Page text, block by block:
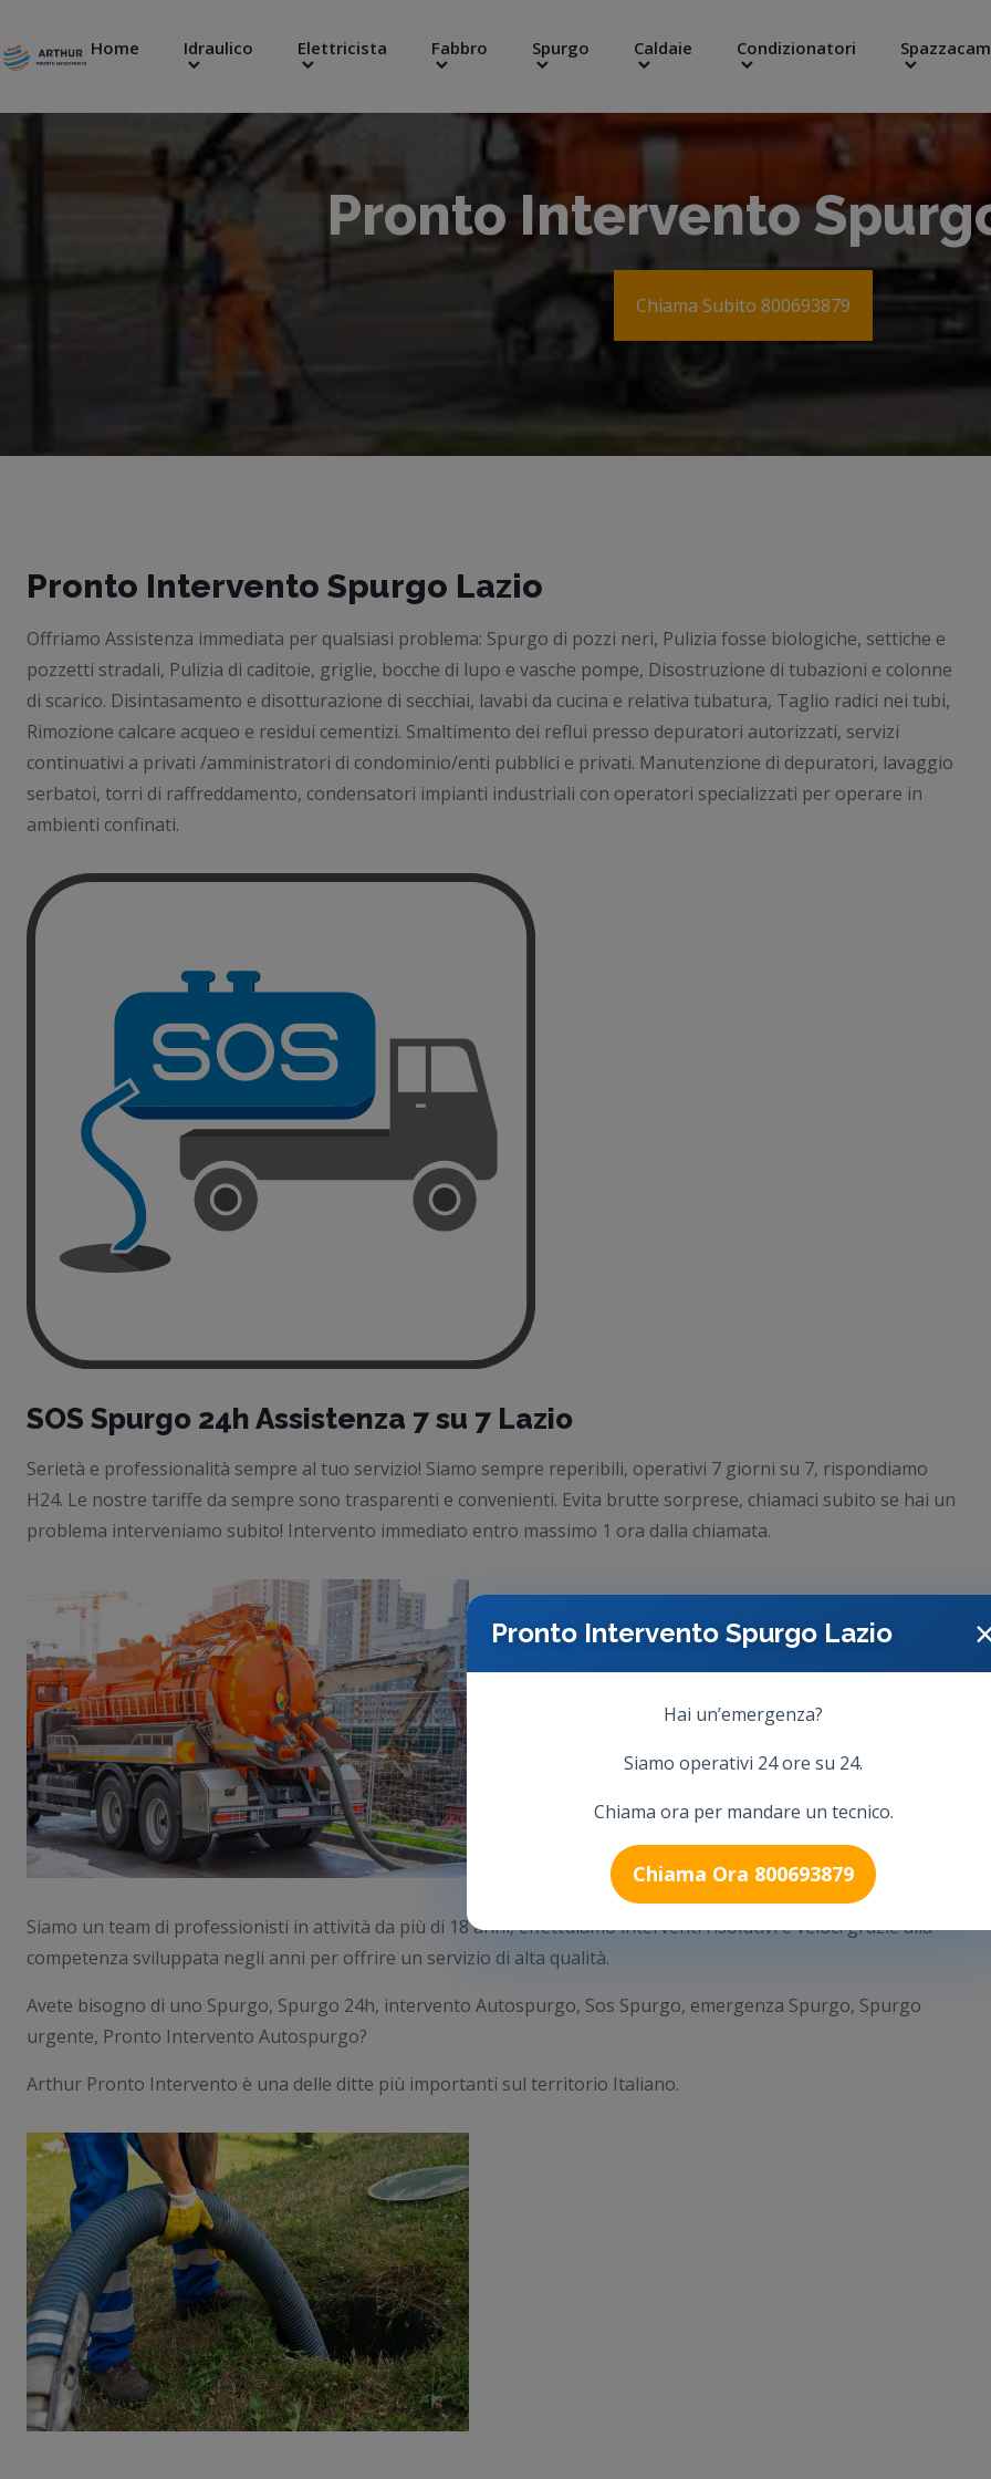
Home Idraulico Elettricista Fabbro Spurgo Caldaie Condizionatori
Pronto Intervento Spurgo Lazio
Hai un’emergenza?
Siamo operativi 24 ore su 24.
Chiama ora per mandare un tecnico.
Chiama Ora 800693879
Pronto Intervento
Chiama Subito 800693879
Pronto Intervento Spurgo Lazio
Offriamo Assistenza immediata per qualsiasi problema: Spurgo di pozzi neri, Pulizia fosse biologiche, settiche e
pozzetti stradali, Pulizia di caditoie, griglie, bocche di lupo e vasche pompe, Disostruzione di tubazioni e colonne
di scarico. Disintasamento e disotturazione di secchiai, lavabi da cucina e relativa tubatura, Taglio radici nei tubi,
Rimozione calcare acqueo e residui cementizi. Smaltimento dei reflui presso depuratori autorizzati, servizi
continuativi a privati /amministratori di condominio/enti pubblici e privati. Manutenzione di depuratori, lavaggio
serbatoi, torri di raffreddamento, condensatori impianti industriali con operatori specializzati per operare in
ambienti confinati.
SOS Spurgo 24h Assistenza 7 su 7 Lazio
Serietà e professionalità sempre al tuo servizio! Siamo sempre reperibili, operativi 7 giorni su 7, rispondiamo
H24. Le nostre tariffe da sempre sono trasparenti e convenienti. Evita brutte sorprese, chiamaci subito se hai un
problema interveniamo subito! Intervento immediato entro massimo 1 ora dalla chiamata.
Siamo un team di professionisti in attività da più di 18 anni, effettuiamo interventi risolutivi e veloci grazie alla
competenza sviluppata negli anni per offrire un servizio di alta qualità.
Avete bisogno di uno Spurgo, Spurgo 24h, intervento Autospurgo, Sos Spurgo, emergenza Spurgo, Spurgo
urgente, Pronto Intervento Autospurgo?
Arthur Pronto Intervento è una delle ditte più importanti sul territorio Italiano.